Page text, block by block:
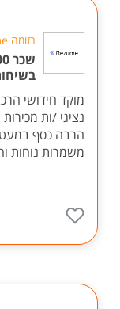
רזומה Rezume כח אדם והשמה
מוקד חידושי
נציגי /ות
הרבה כסף במעט
משמרות נוחות